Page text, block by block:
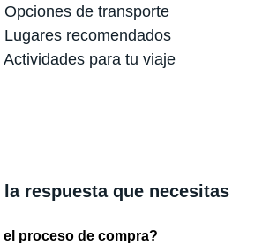
Opciones de transporte
Lugares recomendados
Actividades para tu viaje
la respuesta que necesitas
el proceso de compra?